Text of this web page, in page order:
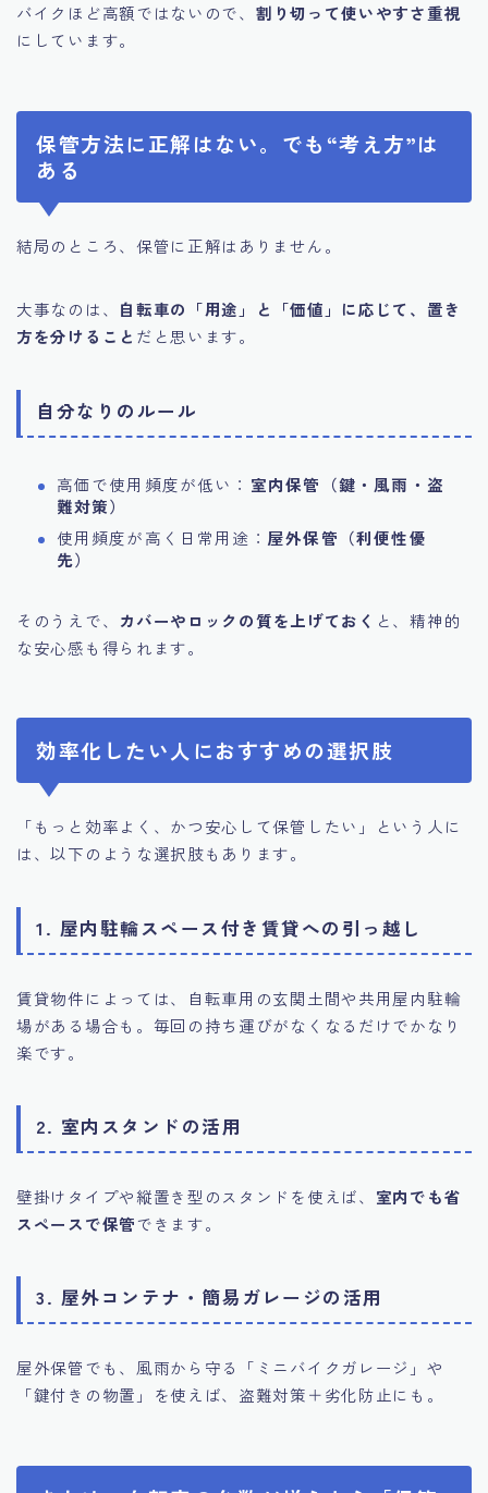
バイクほど高額ではないので、 割り切って使いやすさ重視
にしています。
保管方法に正解はない。でも“考え方”は
ある
結局のところ、保管に正解はありません。
大事なのは、 自転車の「用途」と「価値」に応じて、置き
方を分けること だと思います。
自分なりのルール
高価で使用頻度が低い： 室内保管（鍵・風雨・盗
難対策）
使用頻度が高く日常用途： 屋外保管（利便性優
先）
そのうえで、 カバーやロックの質を上げておく と、精神的
な安心感も得られます。
効率化したい人におすすめの選択肢
「もっと効率よく、かつ安心して保管したい」という人に
は、以下のような選択肢もあります。
1. 屋内駐輪スペース付き賃貸への引っ越し
賃貸物件によっては、自転車用の玄関土間や共用屋内駐輪
場がある場合も。毎回の持ち運びがなくなるだけでかなり
楽です。
2. 室内スタンドの活用
壁掛けタイプや縦置き型のスタンドを使えば、 室内でも省
スペースで保管できます。
3. 屋外コンテナ・簡易ガレージの活用
屋外保管でも、風雨から守る「ミニバイクガレージ」や
「鍵付きの物置」を使えば、盗難対策＋劣化防止にも。